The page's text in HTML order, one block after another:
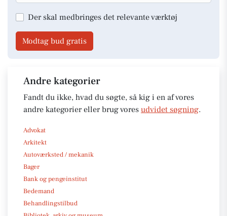
Der skal medbringes det relevante værktøj
Modtag bud gratis
Andre kategorier
Fandt du ikke, hvad du søgte, så kig i en af vores
andre kategorier eller brug vores udvidet søgning.
Advokat
Arkitekt
Autoværksted / mekanik
Bager
Bank og pengeinstitut
Bedemand
Behandlingstilbud